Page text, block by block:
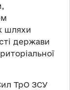
шляхи
держави
ТрО ЗСУ